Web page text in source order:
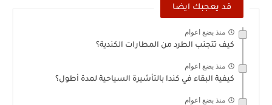
قد يعجبك ايضا
منذ بضع اعوام
كيف تتجنب الطرد من المطارات الكندية؟
منذ بضع اعوام
كيفية البقاء في كندا بالتأشيرة السياحية لمدة أطول؟
منذ بضع اعوام